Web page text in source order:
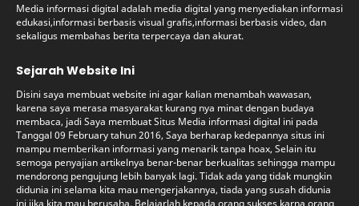
Media informasi digital adalah media digital yang menyediakan informasi
edukasi,informasi berbasis visual grafis,informasi berbasis video, dan
sekaligus membahas berita terpercaya dan akurat.
Sejarah Website Ini
Disini saya membuat website ini agar kalian menambah wawasan,
karena saya merasa masyarakat kurang nya minat dengan budaya
membaca, jadi Saya membuat Situs Media informasi digital ini pada
Tanggal 09 February tahun 2016, Saya berharap kedepannya situs ini
mampu memberikan informasi yang menarik tanpa hoax, Selain itu
semoga penyajian artikelnya benar-benar berkualitas sehingga mampu
mendorong pengujung lebih banyak lagi. Tidak ada yang tidak mungkin
didunia ini selama kita mau mengerjakannya, tiada yang susah didunia
ini jika kita mau berusaha, Belajarlah kepada orang sukses karna orang